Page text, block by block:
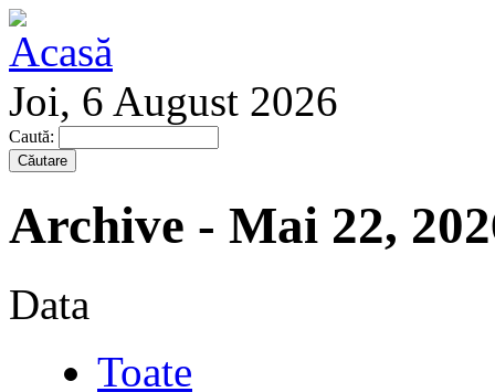
Joi, 6 August 2026
Caută:
Archive - Mai 22,
Data
Toate